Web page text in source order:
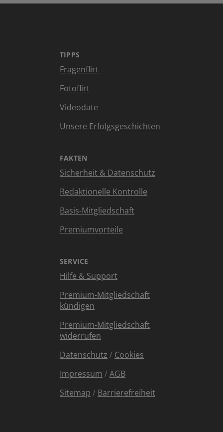
TIPPS
Fragenflirt
Fotoflirt
Videodate
Unsere Erfolgsgeschichten
FAKTEN
Sicherheit & Datenschutz
Redaktionelle Kontrolle
Basis-Mitgliedschaft
Premiumvorteile
SERVICE
Hilfe & Support
Premium-Mitgliedschaft
kündigen
Premium-Mitgliedschaft
widerrufen
Datenschutz / Cookies
Impressum /AGB
Sitemap / Barrierefreiheit